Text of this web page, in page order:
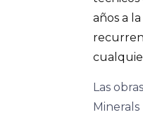
años a
Las